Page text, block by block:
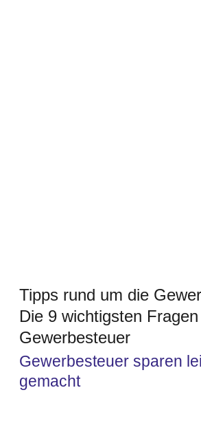
Tipps rund um die
Die 9 wichtigsten
Gewerbesteuer
Gewerbesteuer sparen
gemacht